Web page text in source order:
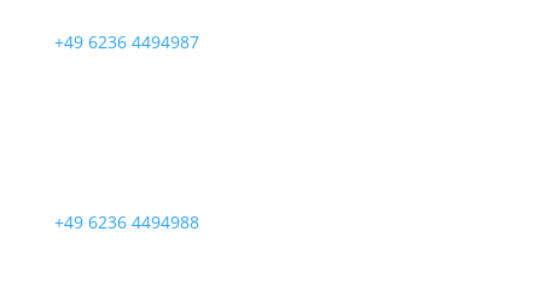
+49 6236 4494987
+49 6236 4494988